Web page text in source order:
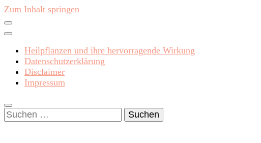
Zum Inhalt springen
Heilpflanzen und ihre hervorragende Wirkung
Datenschutzerklärung
Disclaimer
Impressum
Suchen
nach: